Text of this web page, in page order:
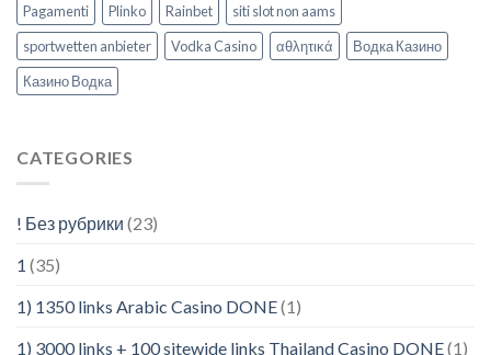
Pagamenti
Plinko Rainbet
siti slot non aams
sportwetten anbieter
Vodka Casino αθλητικά
Водка Казино
Казино Водка
CATEGORIES
! Без рубрики (23)
1 (35)
1) 1350 links Arabic Casino DONE(1)
1) 3000 links + 100 sitewide links Thailand Casino DONE(1)